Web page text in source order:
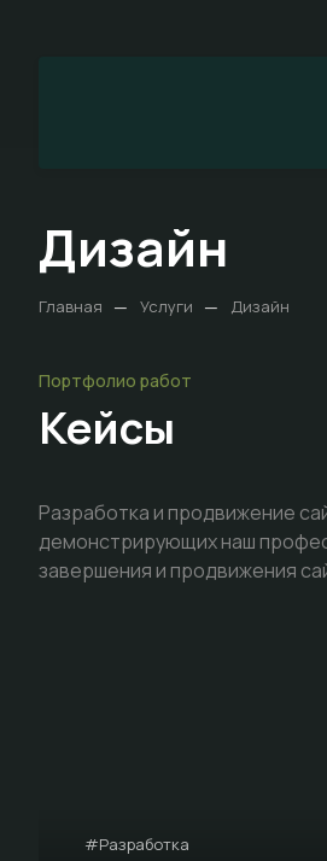
Дизайн
Главная — Услуги — Дизайн
Портфолио работ
Кейсы
Разработка и продвижение
демонстрирующих наш
завершения и продвижения
#Разработка